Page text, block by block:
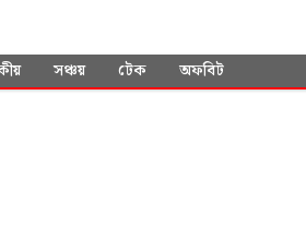
সঞ্চয় টেক অফবিট